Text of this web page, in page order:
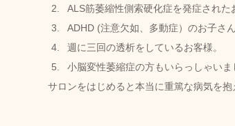
ALS筋萎縮性側索硬化症を発症された
ADHD (注意欠如、多動症）のお子さ
週に三回の透析をしているお客様。
小脳変性萎縮症の方もいらっしゃいま
サロンをはじめると本当に重篤な病気を